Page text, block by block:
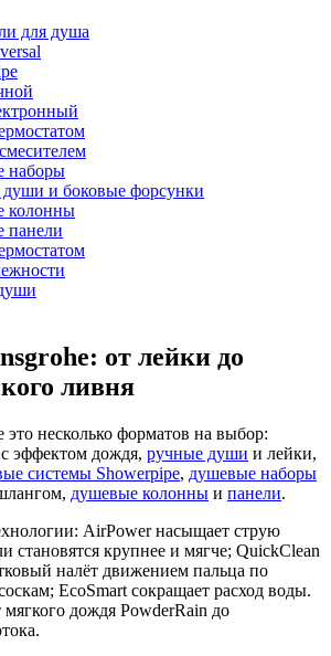
для душа
наборы
и боковые форсунки
колонны
панели
от лейки до
ливня
несколько форматов на выбор:
с эффектом дождя, ручные души и лейки,
системы Showerpipe, душевые наборы
душевые колонны и панели.
AirPower насыщает струю
становятся крупнее и мягче; QuickClean
налёт движением пальца по
EcoSmart сокращает расход воды.
дождя PowderRain до